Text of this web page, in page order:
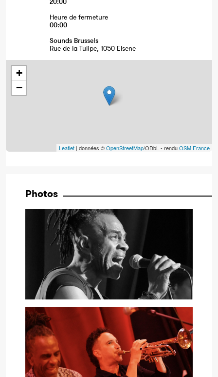
Heure de fermeture
00:00
Sounds Brussels
Rue de la Tulipe, 1050 Elsene
+
−
Leaflet | données ©OpenStreetMap/ODbL - renduOSM France
Photos